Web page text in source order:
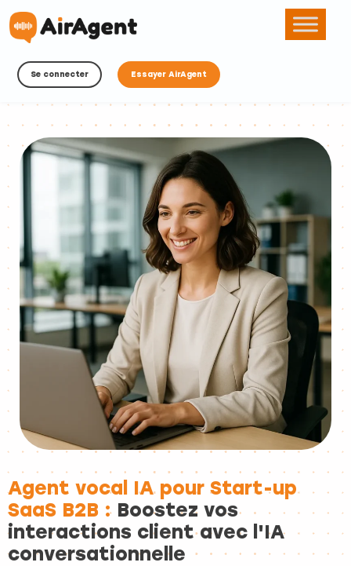
Se connecter Essayer AirAgent
Agent vocal IA pour Start-up
SaaS B2B : Boostez vos
interactions client avec l'IA
conversationnelle